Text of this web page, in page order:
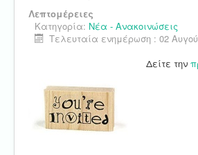
Λεπτομέρειες
Κατηγορία: Νέα - Ανακοινώσεις
Τελευταία ενημέρωση : 02
Δείτε την